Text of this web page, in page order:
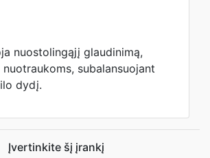
nuostolingąjį glaudinimą,
subalansuojant
dydį.
Įvertinkite šį įrankį